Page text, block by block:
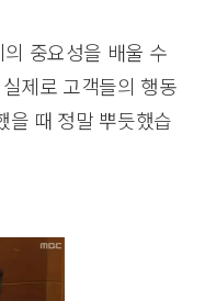
중요성을 배울 수
제로 고객들의 행동
을 때 정말 뿌듯했습